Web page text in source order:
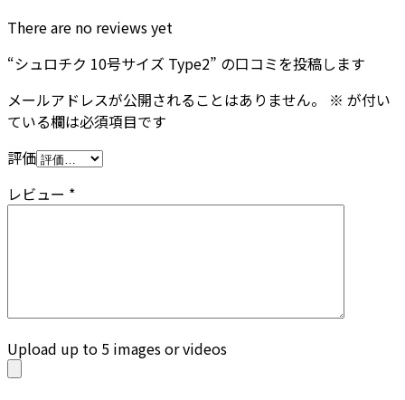
There are no reviews yet
“シュロチク 10号サイズ Type2” の口コミを投稿します
メールアドレスが公開されることはありません。
※ が付い
ている欄は必須項目です
評価
レビュー *
Upload up to 5 images or videos